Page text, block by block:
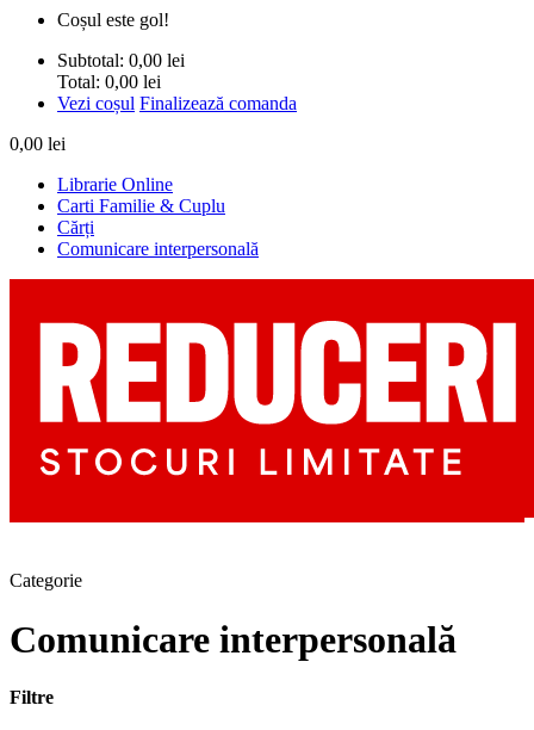
Coșul este gol!
Subtotal: 0,00 lei
Total: 0,00 lei
Vezi coșul Finalizează comanda
0,00 lei
Librarie Online
Carti Familie & Cuplu
Cărți
Comunicare interpersonală
Categorie
Comunicare interpersonală
Filtre